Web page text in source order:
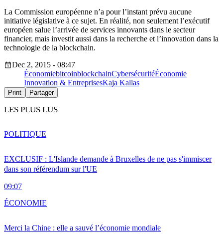
La Commission européenne n’a pour l’instant prévu aucune
initiative législative à ce sujet. En réalité, non seulement l’exécutif
européen salue l’arrivée de services innovants dans le secteur
financier, mais investit aussi dans la recherche et l’innovation dans la
technologie de la blockchain.
Dec 2, 2015 - 08:47
ÉconomiebitcoinblockchainCybersécuritéÉconomie
Innovation & EntreprisesKaja Kallas
Print Partager
LES PLUS LUS
EXCLUSIF : L'Islande demande à Bruxelles de ne pas s'immiscer
dans son référendum sur l'UE
09:07
POLITIQUE
Merci la Chine : elle a sauvé l’économie mondiale
ÉCONOMIE